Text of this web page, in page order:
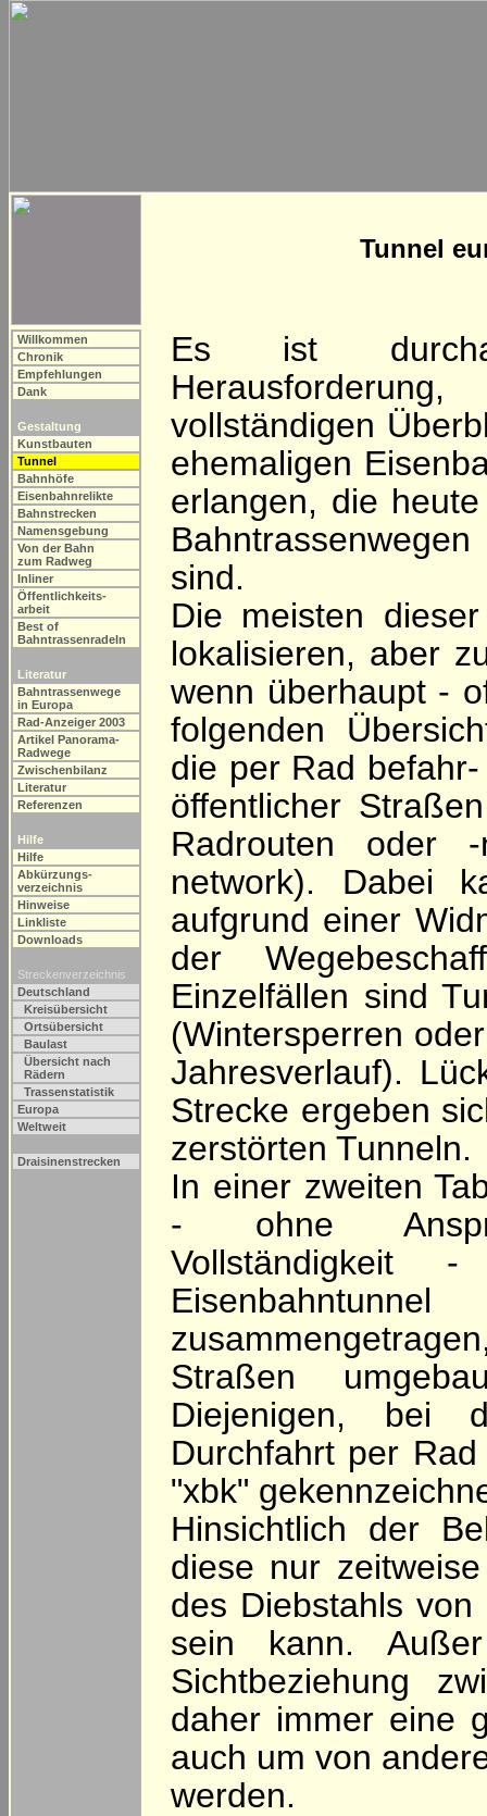
Tunnel
Willkommen
Chronik
Empfehlungen
Dank
Gestaltung
Kunstbauten
Tunnel
Bahnhöfe
Eisenbahnrelikte
Bahnstrecken
Namensgebung
Von der Bahn
zum Radweg
Inliner
Öffentlichkeits-
arbeit
Best of
Bahntrassenradeln
Literatur
Bahntrassenwege
in Europa
Rad-Anzeiger 2003
Artikel Panorama-
Radwege
Zwischenbilanz
Literatur
Referenzen
Hilfe
Hilfe
Abkürzungs-
verzeichnis
Hinweise
Linkliste
Downloads
Streckenverzeichnis
Deutschland
Kreisübersicht
Ortsübersicht
Baulast
Übersicht nach
Rädern
Trassenstatistik
Europa
Weltweit
Draisinenstrecken
Es ist
vollständigen
ehemaligen
erlangen, die
sind.
Die meisten
lokalisieren, aber
wenn überhaupt -
folgenden
die per Rad
öffentlicher
Radrouten oder
network). Dabei
aufgrund einer
der
Einzelfällen sind
(Wintersperren
Jahresverlauf).
Strecke ergeben
zerstörten Tunneln.
In einer zweiten
- ohne
Vollständigkeit -
Eisenbahntunnel
Straßen
Diejenigen, bei
Durchfahrt per
"xbk"
Hinsichtlich der
diese nur
des Diebstahls
sein kann.
Sichtbeziehung
daher immer eine
auch um von
werden.